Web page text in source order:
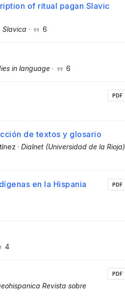
of ritual pagan Slavic
Slavica · 6
in language · 6
PDF
de textos y glosario
· Dialnet (Universidad de la Rioja)
en la Hispania
PDF
4
Revista sobre
PDF